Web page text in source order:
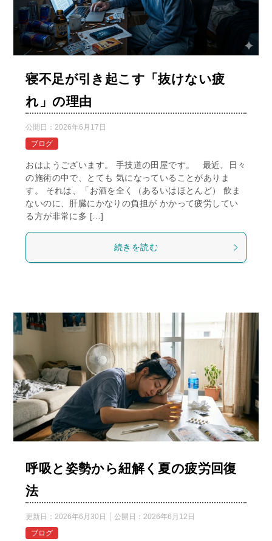
寝不足が引き起こす「抜けない疲
れ」の理由
公開日：2026年6月17日
ブログ
おはようございます。 手技道の田屋です。 最近、日々
の施術の中で、とても 気になっていることがありま
す。 それは、「お酒を全く（あるいはほとんど） 飲ま
ないのに、肝臓にかなりの負担が かかって疲労してい
る方が非常に多 […]
続きを読む
呼吸と姿勢から紐解く夏の疲労回復
法
更新日：2026年6月30日 公開日：2026年6月12日
ブログ